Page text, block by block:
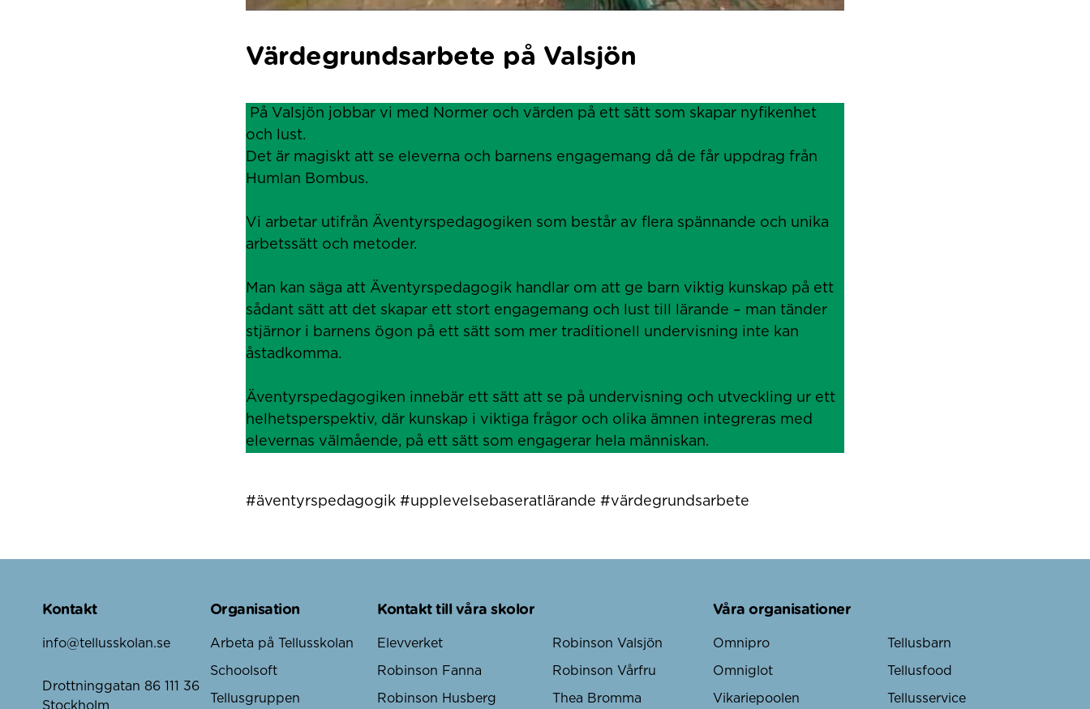
Värdegrundsarbete på Valsjön
På Valsjön jobbar vi med Normer och värden på ett sätt som skapar nyfikenhet
och lust.
Det är magiskt att se eleverna och barnens engagemang då de får uppdrag från
Humlan Bombus.
Vi arbetar utifrån Äventyrspedagogiken som består av flera spännande och unika
arbetssätt och metoder.
Man kan säga att Äventyrspedagogik handlar om att ge barn viktig kunskap på ett
sådant sätt att det skapar ett stort engagemang och lust till lärande – man tänder
stjärnor i barnens ögon på ett sätt som mer traditionell undervisning inte kan
åstadkomma.
Äventyrspedagogiken innebär ett sätt att se på undervisning och utveckling ur ett
helhetsperspektiv, där kunskap i viktiga frågor och olika ämnen integreras med
elevernas välmående, på ett sätt som engagerar hela människan.
#äventyrspedagogik #upplevelsebaseratlärande #värdegrundsarbete
Kontakt
info@tellusskolan.se
Drottninggatan 86 111 36
Stockholm
Organisation
Arbeta på Tellusskolan
Schoolsoft
Tellusgruppen
Kontakt till våra skolor
Elevverket
Robinson Fanna
Robinson Husberg
Robinson Valsjön
Robinson Vårfru
Thea Bromma
Våra organisationer
Omnipro
Omniglot
Vikariepoolen
Tellusbarn
Tellusfood
Tellusservice